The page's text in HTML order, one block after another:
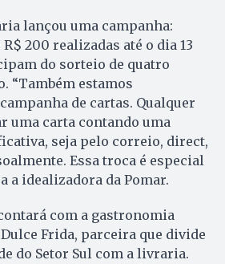
lançou uma campanha:
200 realizadas até o dia 13
do sorteio de quatro
“Também estamos
de cartas. Qualquer
uma carta contando uma
seja pelo correio, direct,
Essa troca é especial
a idealizadora da Pomar.
com a gastronomia
Frida, parceira que divide
do Setor Sul com a livraria.